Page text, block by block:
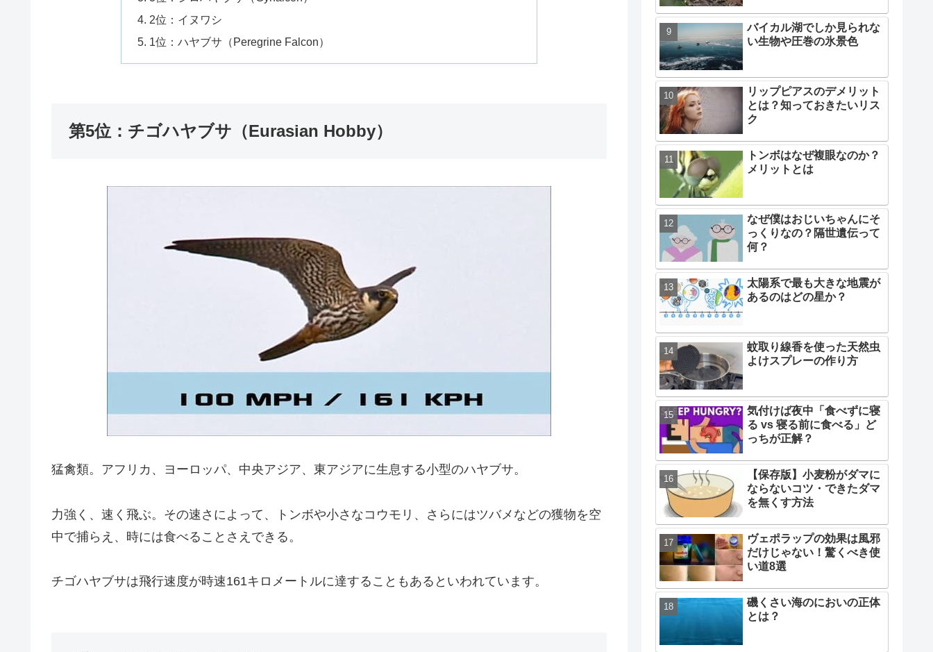
目次
2位：イヌワシ
1位：ハヤブサ（Peregrine Falcon）
第5位：チゴハヤブサ（Eurasian Hobby）
ため池や沼の魚はどこから
来たのか？
暗証番号で開く金庫をダン
ボールで作る方法
ハトの巣はなぜ雑なのか？
バイカル湖でしか見られな
い生物や圧巻の氷景色
リップピアスのデメリット
とは？知っておきたいリス
トンボはなぜ複眼なのか？
メリットとは
なぜ僕はおじいちゃんにそ
っくりなの？隔世遺伝って
何？
太陽系で最も大きな地震が
あるのはどの星か？
蚊取り線香を使った天然虫
よけスプレーの作り方
気付けば夜中「食べずに寝
る vs 寝る前に食べる」ど